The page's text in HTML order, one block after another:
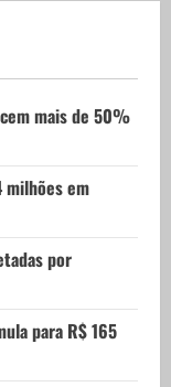
mais de 50%
milhões em
por
para R$ 165